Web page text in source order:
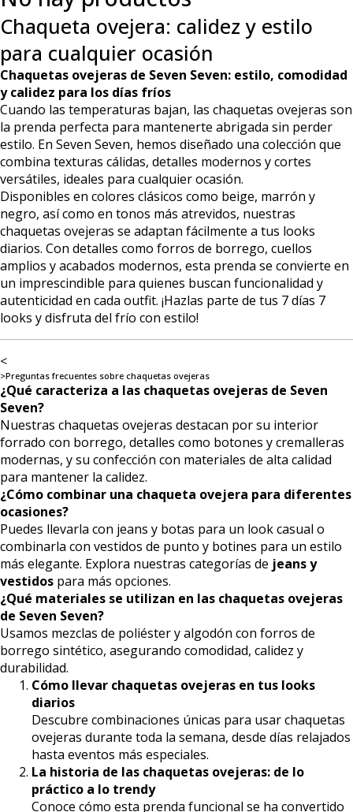
Chaqueta ovejera: calidez y estilo
para cualquier ocasión
Chaquetas ovejeras de Seven Seven: estilo, comodidad
y calidez para los días fríos
Cuando las temperaturas bajan, las chaquetas ovejeras son
la prenda perfecta para mantenerte abrigada sin perder
estilo. En Seven Seven, hemos diseñado una colección que
combina texturas cálidas, detalles modernos y cortes
versátiles, ideales para cualquier ocasión.
Disponibles en colores clásicos como beige, marrón y
negro, así como en tonos más atrevidos, nuestras
chaquetas ovejeras se adaptan fácilmente a tus looks
diarios. Con detalles como forros de borrego, cuellos
amplios y acabados modernos, esta prenda se convierte en
un imprescindible para quienes buscan funcionalidad y
autenticidad en cada outfit. ¡Hazlas parte de tus 7 días 7
looks y disfruta del frío con estilo!
<
>Preguntas frecuentes sobre chaquetas ovejeras
¿Qué caracteriza a las chaquetas ovejeras de Seven
Seven?
Nuestras chaquetas ovejeras destacan por su interior
forrado con borrego, detalles como botones y cremalleras
modernas, y su confección con materiales de alta calidad
para mantener la calidez.
¿Cómo combinar una chaqueta ovejera para diferentes
ocasiones?
Puedes llevarla con jeans y botas para un look casual o
combinarla con vestidos de punto y botines para un estilo
más elegante. Explora nuestras categorías de jeans y
vestidos para más opciones.
¿Qué materiales se utilizan en las chaquetas ovejeras
de Seven Seven?
Usamos mezclas de poliéster y algodón con forros de
borrego sintético, asegurando comodidad, calidez y
durabilidad.
Cómo llevar chaquetas ovejeras en tus looks
diarios
Descubre combinaciones únicas para usar chaquetas
ovejeras durante toda la semana, desde días relajados
hasta eventos más especiales.
La historia de las chaquetas ovejeras: de lo
práctico a lo trendy
Conoce cómo esta prenda funcional se ha convertido